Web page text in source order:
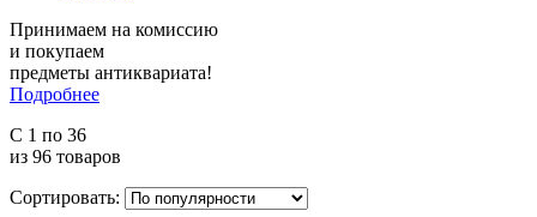
Принимаем на комиссию
и покупаем
предметы антиквариата!
Подробнее
С 1 по 36
из 96 товаров
Сортировать: